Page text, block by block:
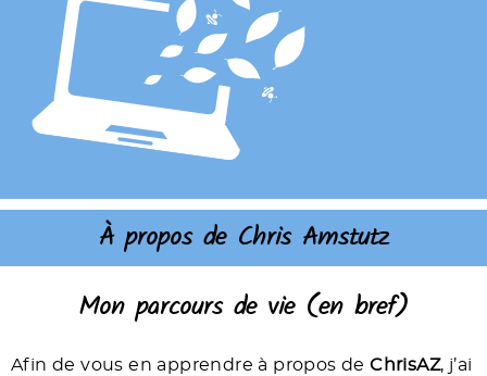
À propos de Chris Amstutz
Mon parcours de vie (en bref)
Afin de vous en apprendre à propos deChrisAZ, j’ai